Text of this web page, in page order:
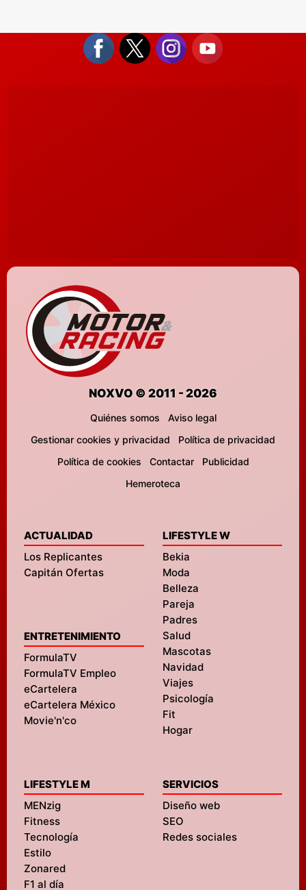
NOXVO © 2011 - 2026
Quiénes somos
Aviso legal
Gestionar cookies y privacidad
Política de privacidad
Política de cookies
Contactar
Publicidad
Hemeroteca
ACTUALIDAD
Los Replicantes
Capitán Ofertas
ENTRETENIMIENTO
FormulaTV
FormulaTV Empleo
eCartelera
eCartelera México
Movie'n'co
LIFESTYLE W
Bekia
Moda
Belleza
Pareja
Padres
Salud
Mascotas
Navidad
Viajes
Psicología
Fit
Hogar
LIFESTYLE M
MENzig
Fitness
Tecnología
Estilo
Zonared
F1 al día
SERVICIOS
Diseño web
SEO
Redes sociales